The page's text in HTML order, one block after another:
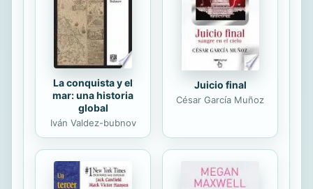
importante de su crecimiento en su
relación con la economía mundial.
La conquista y el
mar: una historia
global
Iván Valdez-bubnov
Juicio final
César García Muñoz